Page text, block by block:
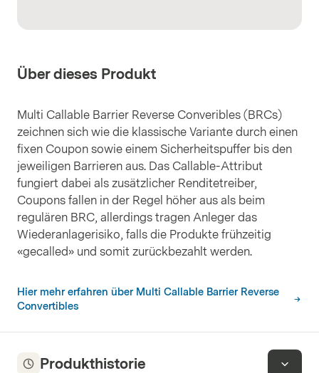
Über dieses Produkt
Multi Callable Barrier Reverse Converibles (BRCs)
zeichnen sich wie die klassische Variante durch einen
fixen Coupon sowie einem Sicherheitspuffer bis den
jeweiligen Barrieren aus. Das Callable-Attribut
fungiert dabei als zusätzlicher Renditetreiber,
Coupons fallen in der Regel höher aus als beim
regulären BRC, allerdings tragen Anleger das
Wiederanlagerisiko, falls die Produkte frühzeitig
«gecalled» und somit zurückbezahlt werden.
Hier mehr erfahren über Multi Callable Barrier Reverse
Convertibles
Produkthistorie